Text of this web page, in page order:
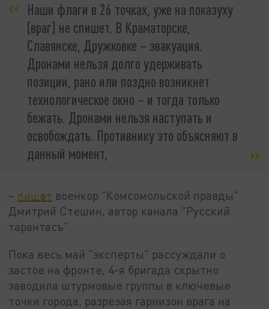
Наши флаги в 26 точках, уже на показуху
[враг] не спишет. В Краматорске,
Славянске, Дружковке – эвакуация.
Дронами нельзя долго удерживать
позиции, рано или поздно возникнет
технологическое окно – и тогда только
бежать. Дронами нельзя наступать и
освобождать. Противнику это объясняют в
данный момент,
– пишет военкор "Комсомольской правды"
Дмитрий Стешин, автор канала "Русский
тарантасъ".
Пока весь май "эксперты" рассуждали о
застое на фронте, 4-я бригада скрытно
заводила штурмовые группы в ключевые
точки города, разрезая гарнизон врага на